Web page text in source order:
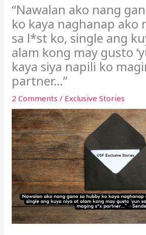
“Nawalan ako nang
ko kaya naghanap ako
sa l*st ko, single ang
alam kong may gusto
kaya siya napili ko
partner…”
2 Comments / Exclusive Stories